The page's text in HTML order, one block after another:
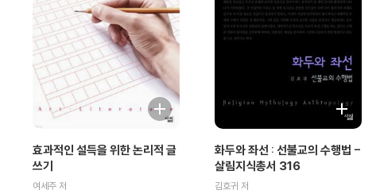
효과적인 설득을 위한 논리적 글
쓰기
여세주 저
화두와 좌선 : 선불교의 수행법 -
살림지식총서 316
김호귀 저